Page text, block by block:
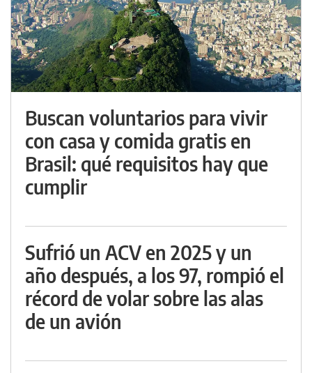
Buscan voluntarios para vivir
con casa y comida gratis en
Brasil: qué requisitos hay que
cumplir
Sufrió un ACV en 2025 y un
año después, a los 97, rompió el
récord de volar sobre las alas
de un avión